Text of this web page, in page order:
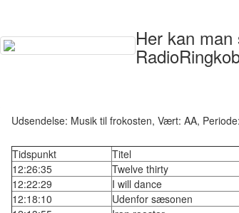
Her kan
Udsendelse: Musik til frokosten, Vært: AA,
Tidspunkt Titel
12:26:35
Twelve thirty
12:22:29
I will dance
12:18:10
Udenfor sæsonen